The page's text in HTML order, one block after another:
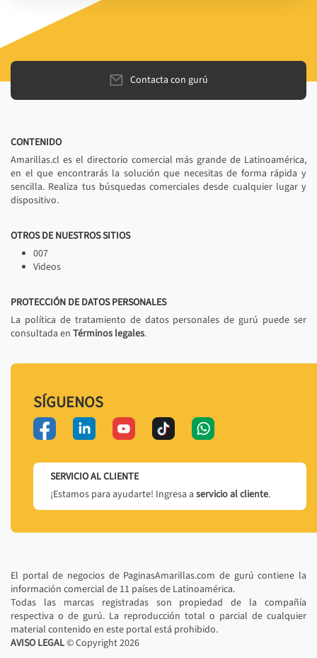
Contacta con gurú
CONTENIDO
Amarillas.cl es el directorio comercial más grande de Latinoamérica,
en el que encontrarás la solución que necesitas de forma rápida y
sencilla. Realiza tus búsquedas comerciales desde cualquier lugar y
dispositivo.
OTROS DE NUESTROS SITIOS
007
Videos
PROTECCIÓN DE DATOS PERSONALES
La política de tratamiento de datos personales de gurú puede ser
consultada en Términos legales.
SÍGUENOS
SERVICIO AL CLIENTE
¡Estamos para ayudarte! Ingresa a servicio al cliente.
El portal de negocios de PaginasAmarillas.com de gurú contiene la
información comercial de 11 países de Latinoamérica.
Todas las marcas registradas son propiedad de la compañía
respectiva o de gurú. La reproducción total o parcial de cualquier
material contenido en este portal está prohibido.
AVISO LEGAL© Copyright2026